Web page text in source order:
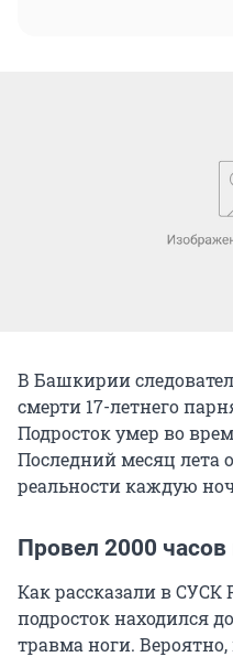
В Башкирии
смерти 17-летнего
Подросток умер во
Последний месяц лета
реальности каждую
Провел 2000 часов
Как рассказали в
подросток находился
травма ноги.